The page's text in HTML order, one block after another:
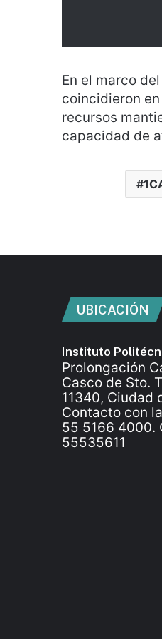
En el marco
coincidieron
recursos
capacidad de
UBICACIÓN
Instituto
Prolongación
Casco de Sto.
11340, Ciudad
Contacto con
55 5166 4000.
55535611